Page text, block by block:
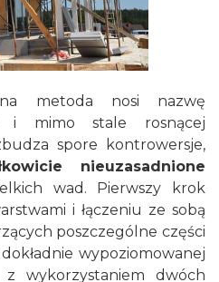
metoda nosi nazwę
mimo stale rosnącej
spore kontrowersje,
nieuzasadnione
wad. Pierwszy krok
i łączeniu ze sobą
poszczególne części
wypoziomowanej
z wykorzystaniem dwóch